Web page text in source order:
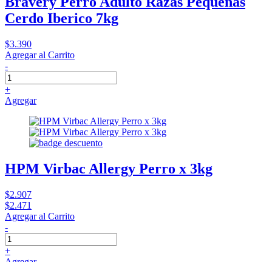
Cerdo Iberico 7kg
$3.390
Agregar al Carrito
-
+
Agregar
HPM Virbac Allergy Perro x 3kg
$2.907
$2.471
Agregar al Carrito
-
+